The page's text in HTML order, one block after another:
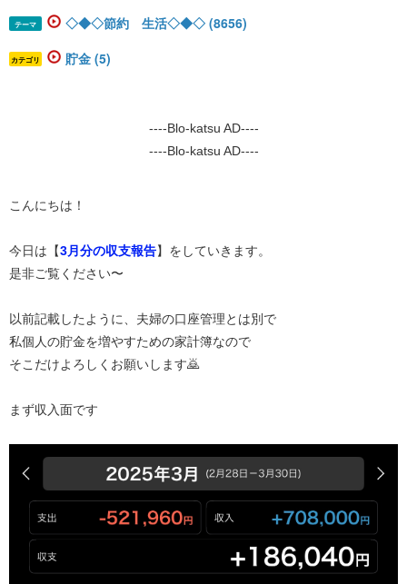
テーマ ◇◆◇節約 生活◇◆◇ (8656)
カテゴリ 貯金 (5)
----Blo-katsu AD----
----Blo-katsu AD----
こんにちは！
今日は【3月分の収支報告】をしていきます。
是非ご覧ください〜
以前記載したように、夫婦の口座管理とは別で
私個人の貯金を増やすための家計簿なので
そこだけよろしくお願いします🙇
まず収入面です